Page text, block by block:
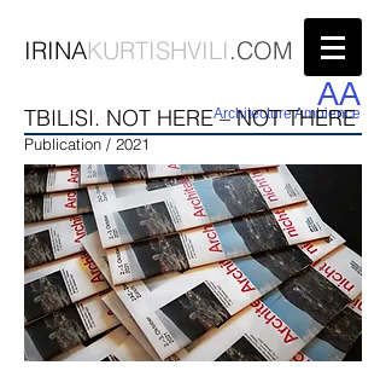
IRINAKURTISHVILI.COM
AA
Architecture Ambience
TBILISI. NOT HERE – NOT THERE
Publication / 2021